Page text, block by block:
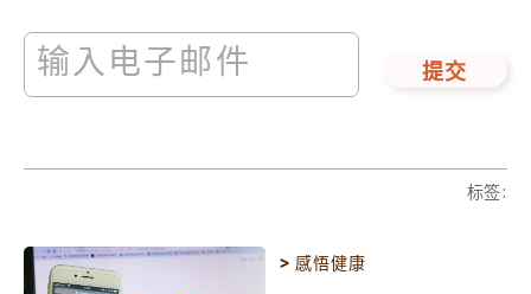
提交
标签:
> 感悟健康